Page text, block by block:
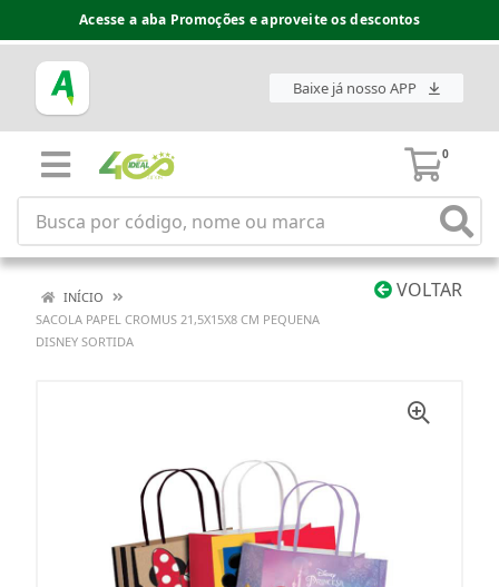
Acesse a aba Promoções e aproveite os descontos
Baixe já nosso APP
0
VOLTAR
INÍCIO
SACOLA PAPEL CROMUS 21,5X15X8 CM PEQUENA
DISNEY SORTIDA